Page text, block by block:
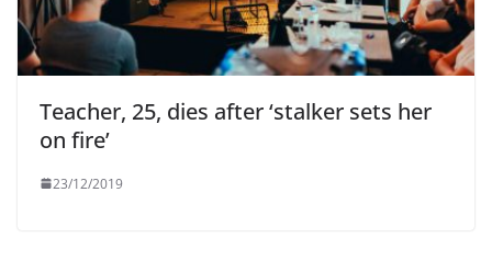
Teacher, 25, dies after ‘stalker sets her
on fire’
23/12/2019